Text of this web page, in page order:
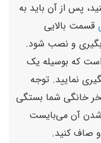
پس از آن باید به
قسمت بالایی
و نصب شود.
که بوسیله یک
نمایید. توجه
خانگی شما بستگی
شدن آن می‌بایست
صاف کنید.